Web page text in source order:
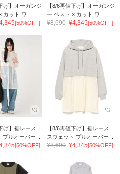
げ】オーガンジ
カット ワ...
[50%OFF]
【8/6再値下げ】オーガンジ
ー ベスト × カット ワ...
¥8,690 ¥4,345[50%OFF]
げ】裾レース
プルオーバー ...
[50%OFF]
【8/6再値下げ】裾レース
スウェット プルオーバー ...
¥8,690 ¥4,345[50%OFF]